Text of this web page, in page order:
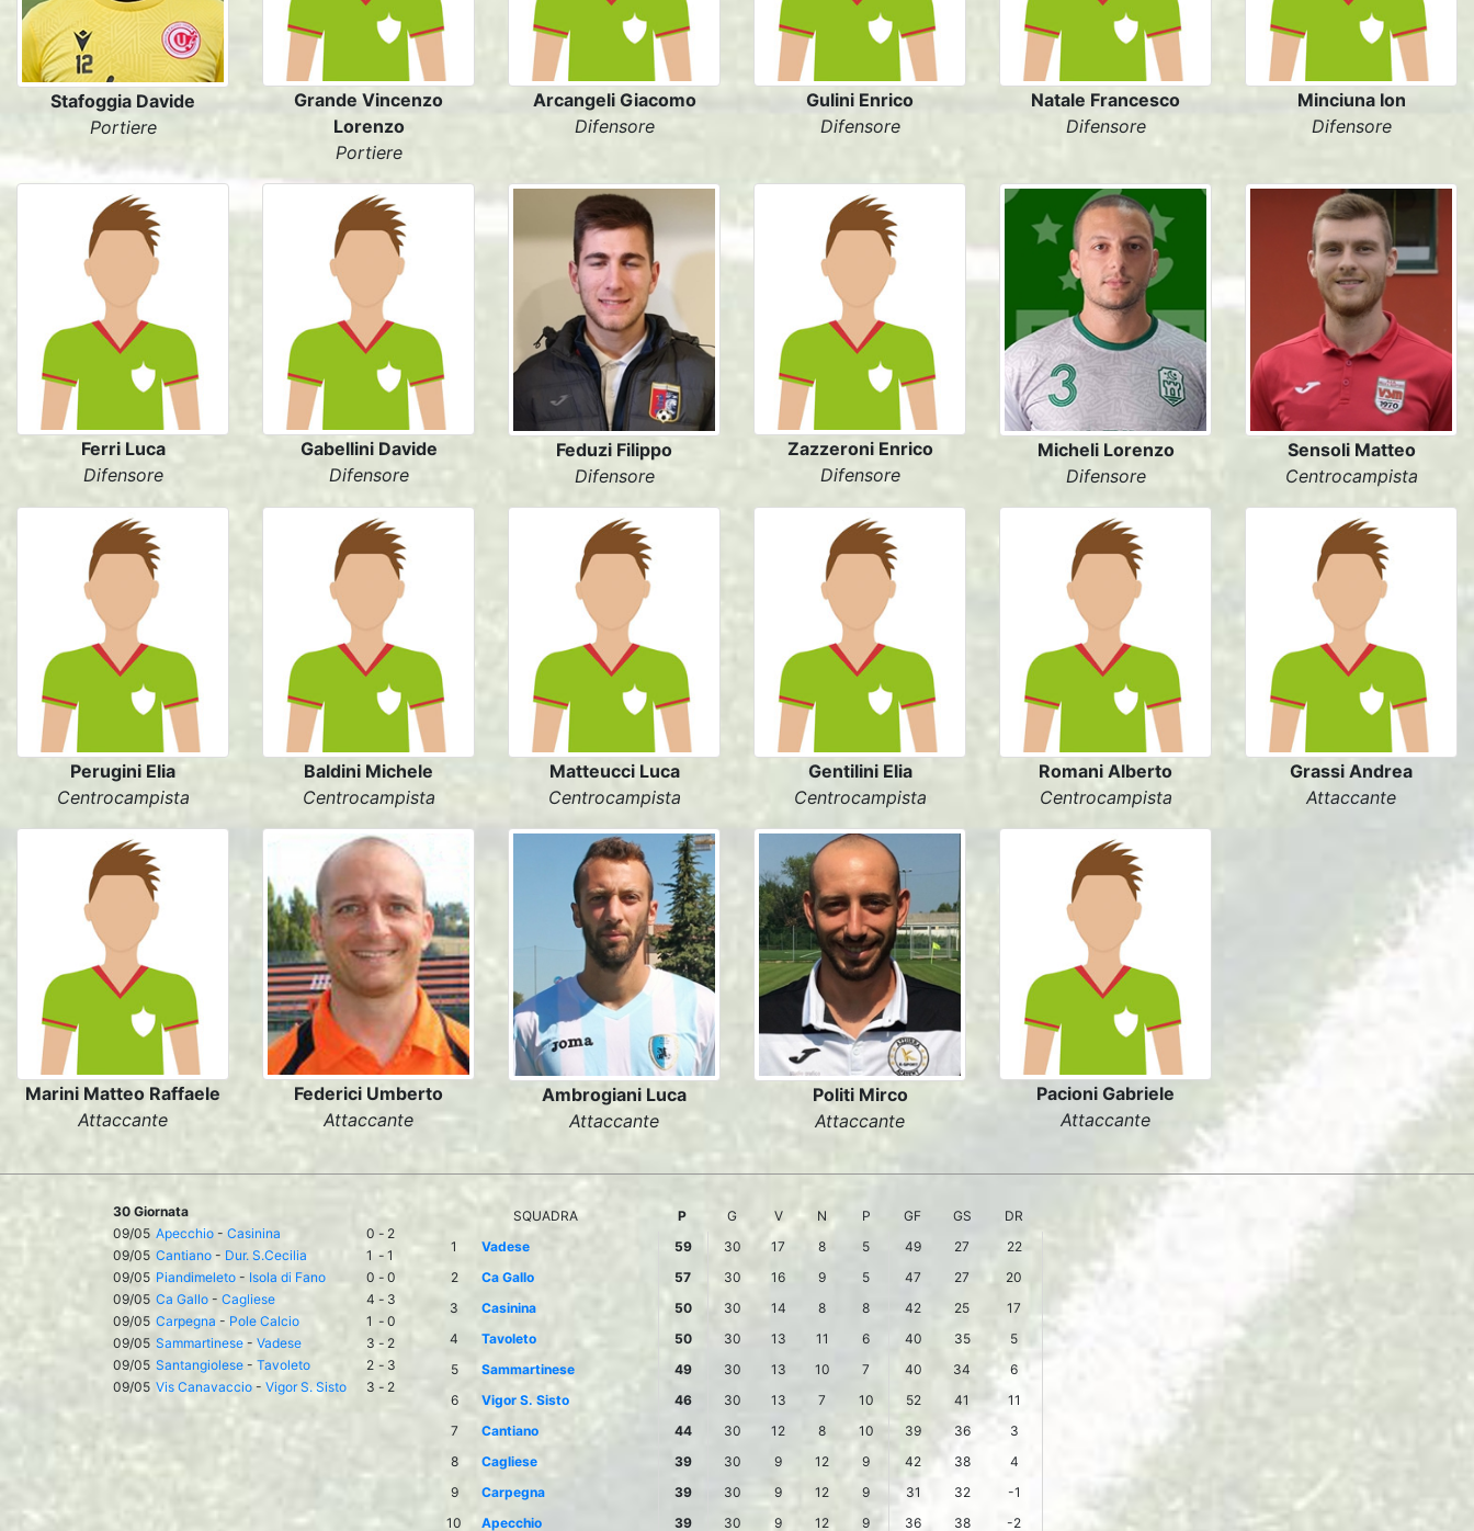
Stafoggia Davide
Portiere
Grande Vincenzo
Lorenzo
Portiere
Arcangeli Giacomo
Difensore
Gulini Enrico
Difensore
Natale Francesco
Difensore
Minciuna Ion
Difensore
Ferri Luca
Difensore
Gabellini Davide
Difensore
Feduzi Filippo
Difensore
Zazzeroni Enrico
Difensore
Micheli Lorenzo
Difensore
Sensoli Matteo
Centrocampista
Perugini Elia
Centrocampista
Baldini Michele
Centrocampista
Matteucci Luca
Centrocampista
Gentilini Elia
Centrocampista
Romani Alberto
Centrocampista
Grassi Andrea
Attaccante
Marini Matteo Raffaele
Attaccante
Federici Umberto
Attaccante
Ambrogiani Luca
Attaccante
Politi Mirco
Attaccante
Pacioni Gabriele
Attaccante
30 Giornata
09/05 Apecchio - Casinina 0 - 2
09/05 Cantiano - Dur. S.Cecilia 1 - 1
09/05 Piandimeleto - Isola di Fano 0 - 0
09/05 Ca Gallo - Cagliese 4 - 3
09/05 Carpegna - Pole Calcio 1 - 0
09/05 Sammartinese - Vadese 3 - 2
09/05 Santangiolese - Tavoleto 2 - 3
09/05 Vis Canavaccio - Vigor S. Sisto 3 - 2
SQUADRA P G V N P GF GS
DR
1
Vadese 59 30 17 8 5 49 27
22
2
Ca Gallo 57 30 16 9 5 47 27
20
3
Casinina 50 30 14 8 8 42 25
17
4
Tavoleto 50 30 13 11 6 40 35
5
5
Sammartinese 49 30 13 10 7 40 34
6
6
Vigor S. Sisto 46 30 13 7 10 52 41
11
7
Cantiano 44 30 12 8 10 39 36
3
8
Cagliese 39 30 9 12 9 42 38
4
9
Carpegna 39 30 9 12 9 31 32
-1
10
Apecchio 39 30 9 12 9 36 38 -2